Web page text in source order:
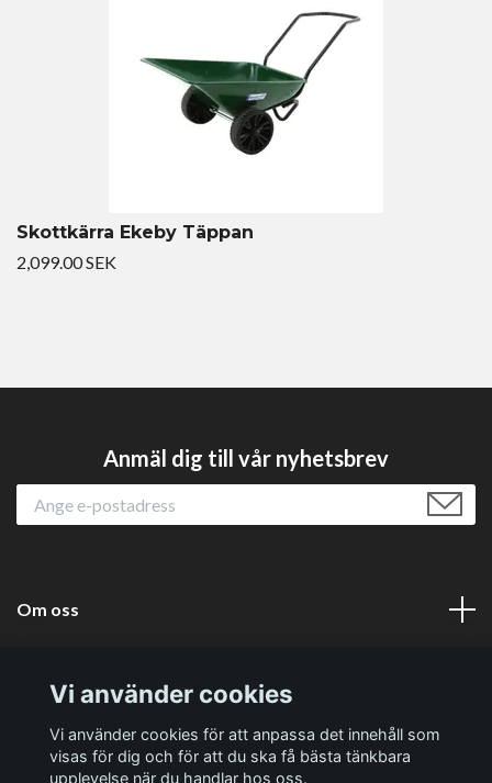
Skottkärra Ekeby Täppan
2,099.00 SEK
Anmäl dig till vår nyhetsbrev
Om oss
Sociala medier
Vi använder cookies
Vi använder cookies för att anpassa det innehåll som
visas för dig och för att du ska få bästa tänkbara
upplevelse när du handlar hos oss.